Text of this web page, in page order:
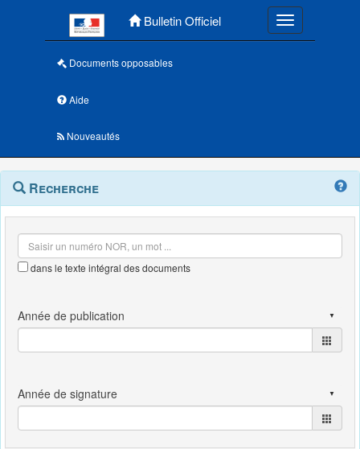
Bulletin Officiel Toggle
Documents opposables
Aide
Nouveautés
Navigation
outils
Menu
contextuel
Recherche
dans le texte intégral des documents